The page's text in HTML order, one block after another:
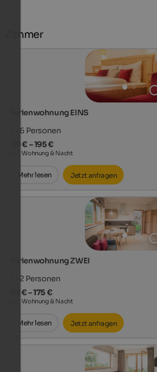
Zimmer
Ferienwohnung EINS
1 - 6 Personen
119 € – 195 €
pro Wohnung & Nacht
Mehr lesen Jetzt anfragen
Ferienwohnung ZWEI
1 - 2 Personen
99 € – 175 €
pro Wohnung & Nacht
Mehr lesen Jetzt anfragen